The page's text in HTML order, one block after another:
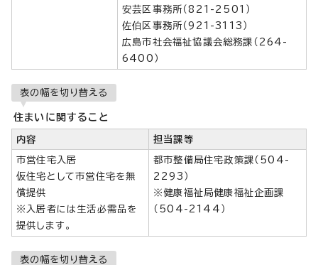
安芸区事務所（821-2501）
佐伯区事務所（921-3113）
広島市社会福祉協議会総務課（264-
6400）
表の幅を切り替える
住まいに関すること
内容 担当課等
市営住宅入居
仮住宅として市営住宅を無
償提供
※入居者には生活必需品を
提供します。
都市整備局住宅政策課（504-
2293）
※健康福祉局健康福祉企画課
（504-2144）
表の幅を切り替える